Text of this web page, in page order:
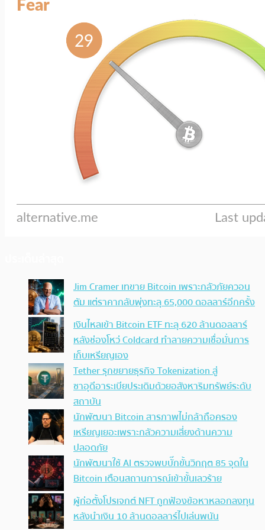
Jim Cramer เทขาย Bitcoin เพราะกลัวภัยควอน
ตัม แต่ราคากลับพุ่งทะลุ 65,000 ดอลลาร์อีกครั้ง
เงินไหลเข้า Bitcoin ETF ทะลุ 620 ล้านดอลลาร์
หลังช่องโหว่ Coldcard ทำลายความเชื่อมั่นการ
เก็บเหรียญเอง
Tether รุกขยายธุรกิจ Tokenization สู่
ซาอุดีอาระเบียประเดิมด้วยอสังหาริมทรัพย์ระดับ
สถาบัน
นักพัฒนา Bitcoin สารภาพไม่กล้าถือครอง
เหรียญเยอะเพราะกลัวความเสี่ยงด้านความ
ปลอดภัย
นักพัฒนาใช้ AI ตรวจพบบั๊กขั้นวิกฤต 85 จุดใน
Bitcoin เตือนสถานการณ์เข้าขั้นเลวร้าย
ผู้ก่อตั้งโปรเจกต์ NFT ถูกฟ้องข้อหาหลอกลงทุน
หลังนำเงิน 10 ล้านดอลลาร์ไปเล่นพนัน